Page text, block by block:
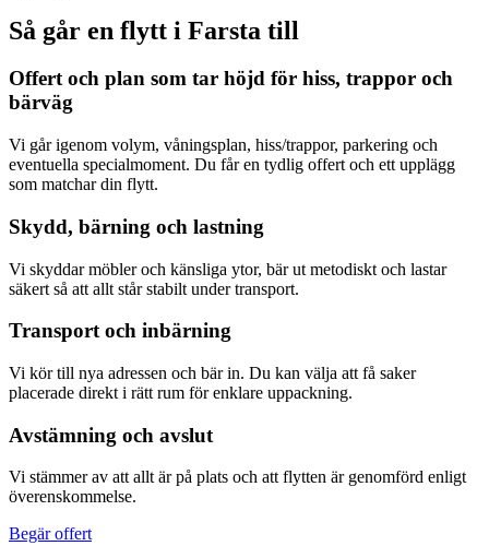
Så går en flytt i Farsta till
Offert och plan som tar höjd för hiss, trappor och
bärväg
Vi går igenom volym, våningsplan, hiss/trappor, parkering och
eventuella specialmoment. Du får en tydlig offert och ett upplägg
som matchar din flytt.
Skydd, bärning och lastning
Vi skyddar möbler och känsliga ytor, bär ut metodiskt och lastar
säkert så att allt står stabilt under transport.
Transport och inbärning
Vi kör till nya adressen och bär in. Du kan välja att få saker
placerade direkt i rätt rum för enklare uppackning.
Avstämning och avslut
Vi stämmer av att allt är på plats och att flytten är genomförd enligt
överenskommelse.
Begär offert